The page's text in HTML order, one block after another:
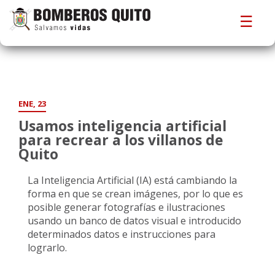
☰
ENE, 23
Usamos inteligencia artificial
para recrear a los villanos de
Quito
La Inteligencia Artificial (IA) está cambiando la
forma en que se crean imágenes, por lo que es
posible generar fotografías e ilustraciones
usando un banco de datos visual e introducido
determinados datos e instrucciones para
lograrlo.